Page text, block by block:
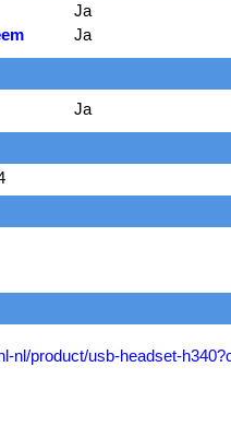
Ja
Ja
Ja
nl/product/usb-headset-